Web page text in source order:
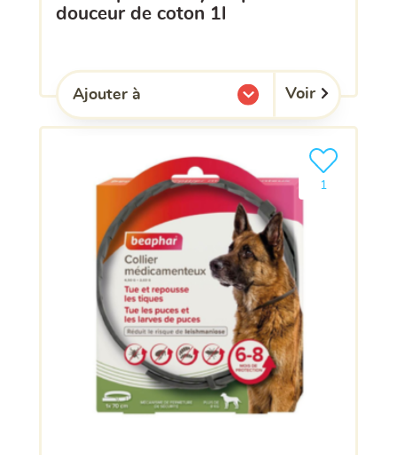
douceur de coton 1l
Ajouter à
l'une de mes listes. Voir
1
Ajouter le
clients ont